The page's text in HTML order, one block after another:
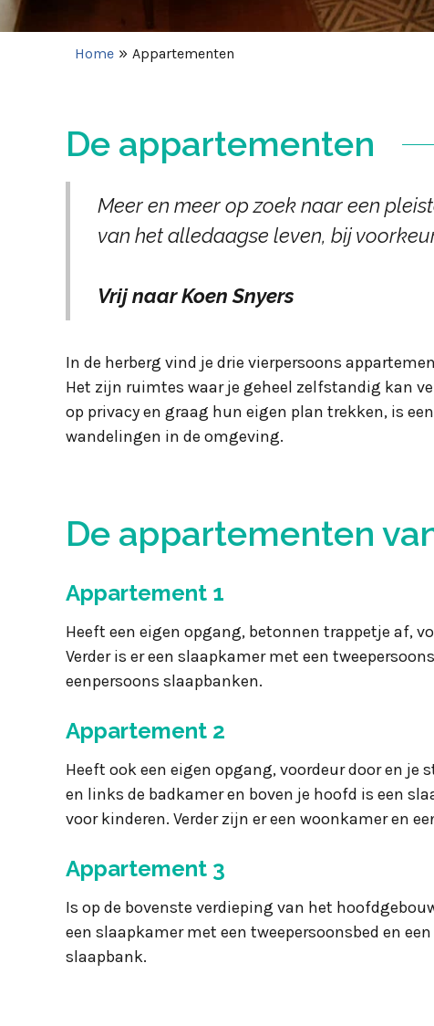
Home » Appartementen
De appartementen
Meer en meer op zoek naar een
van het alledaagse leven, bij
Vrij naar Koen Snyers
In de herberg vind je drie vierpersoons
Het zijn ruimtes waar je geheel zelfstandig kan
op privacy en graag hun eigen plan trekken, is
wandelingen in de omgeving.
De appartementen
Appartement 1
Heeft een eigen opgang, betonnen trappetje af,
Verder is er een slaapkamer met een
eenpersoons slaapbanken.
Appartement 2
Heeft ook een eigen opgang, voordeur door en je
en links de badkamer en boven je hoofd is een
voor kinderen. Verder zijn er een woonkamer en
Appartement 3
Is op de bovenste verdieping van het
een slaapkamer met een tweepersoonsbed en
slaapbank.